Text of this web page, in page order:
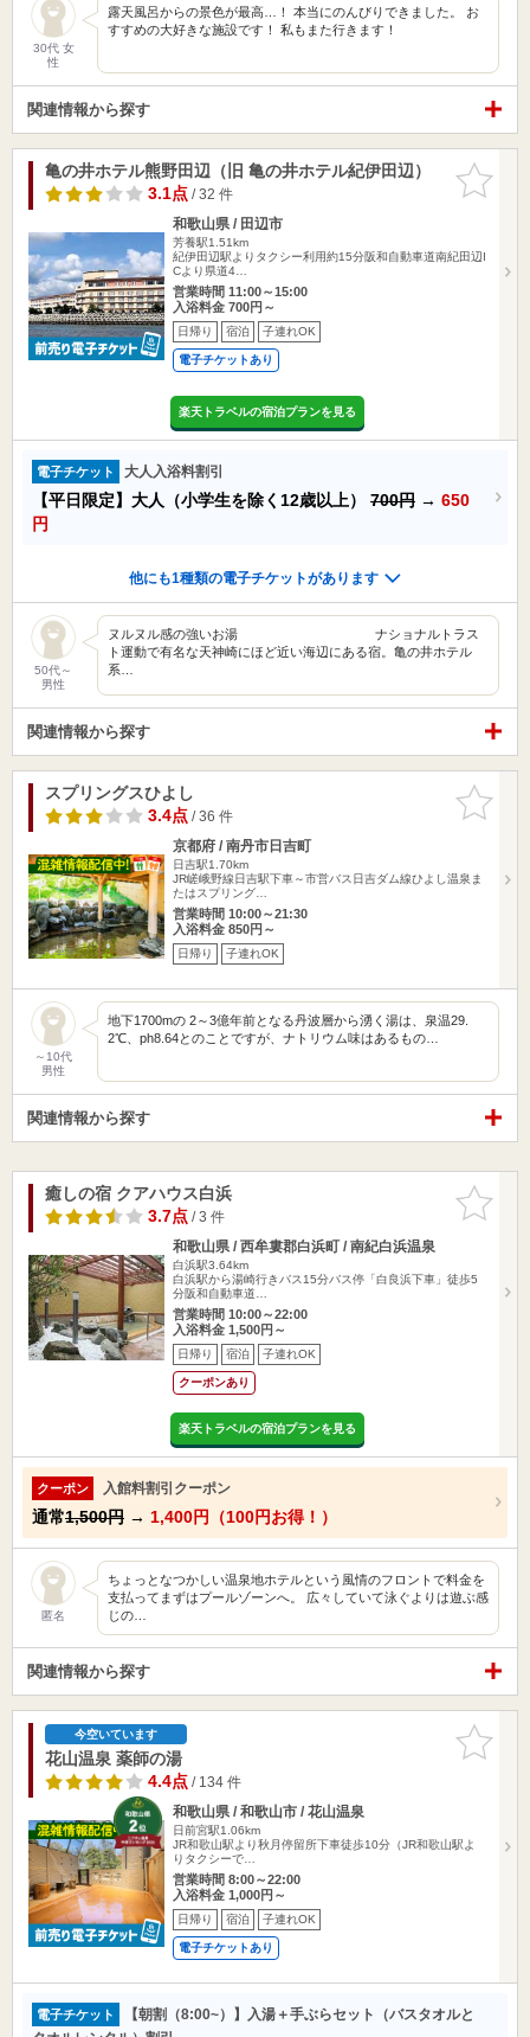
30代 女
性
露天風呂からの景色が最高…！ 本当にのんびりできました。 お
すすめの大好きな施設です！ 私もまた行きます！
関連情報から探す
お気に入
りに追加
亀の井ホテル熊野田辺（旧 亀の井ホテル紀伊田辺）
3.1点/ 32 件
和歌山県 / 田辺市
芳養駅1.51km
紀伊田辺駅よりタクシー利用約15分阪和自動車道南紀田辺I
Cより県道4…
営業時間 11:00～15:00
入浴料金 700円～
日帰り 宿泊 子連れOK
電子チケットあり
楽天トラベルの宿泊プランを見る
電子チケット 大人入浴料割引
【平日限定】大人（小学生を除く12歳以上） 700円 → 650
円
他にも1種類の電子チケットがあります
50代～
男性
ヌルヌル感の強いお湯 ナショナルトラス
ト運動で有名な天神崎にほど近い海辺にある宿。亀の井ホテル
系…
関連情報から探す
お気に入
りに追加
スプリングスひよし
3.4点/ 36 件
京都府 / 南丹市日吉町
日吉駅1.70km
JR嵯峨野線日吉駅下車～市営バス日吉ダム線ひよし温泉ま
たはスプリング…
営業時間 10:00～21:30
入浴料金 850円～
日帰り 子連れOK
～10代
男性
地下1700mの 2～3億年前となる丹波層から湧く湯は、泉温29.
2℃、ph8.64とのことですが、ナトリウム味はあるもの…
関連情報から探す
お気に入
りに追加
癒しの宿 クアハウス白浜
3.7点/ 3 件
和歌山県 / 西牟婁郡白浜町 / 南紀白浜温泉
白浜駅3.64km
白浜駅から湯崎行きバス15分バス停「白良浜下車」徒歩5
分阪和自動車道…
営業時間 10:00～22:00
入浴料金 1,500円～
日帰り 宿泊 子連れOK
クーポンあり
楽天トラベルの宿泊プランを見る
クーポン 入館料割引クーポン
通常1,500円 → 1,400円（100円お得！）
匿名
ちょっとなつかしい温泉地ホテルという風情のフロントで料金を
支払ってまずはプールゾーンへ。 広々していて泳ぐよりは遊ぶ感
じの…
関連情報から探す
お気に入
りに追加
今空いています
花山温泉 薬師の湯
4.4点/ 134 件
和歌山県 / 和歌山市 / 花山温泉
日前宮駅1.06km
JR和歌山駅より秋月停留所下車徒歩10分（JR和歌山駅よ
りタクシーで…
営業時間 8:00～22:00
入浴料金 1,000円～
日帰り 宿泊 子連れOK
電子チケットあり
電子チケット
【朝割（8:00~）】入湯＋手ぶらセット（バスタオルと